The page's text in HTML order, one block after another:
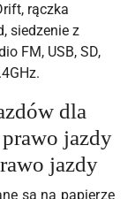
rączka
siedzenie z
FM, USB, SD,
dla
jazdy
jazdy
są na papierze